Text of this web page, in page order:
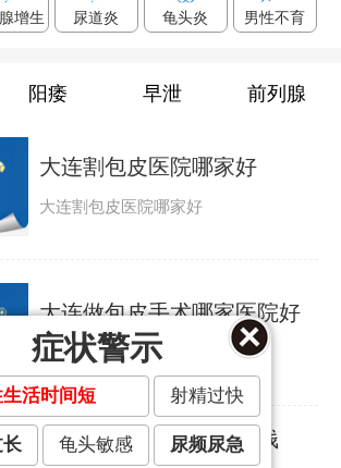
增生 尿道炎 龟头炎 男性不育
阳痿 早泄 前列腺
大连割包皮医院哪家好
大连割包皮医院哪家好
大连做包皮手术哪家医院好
大连做包皮手术哪家医院好
大连割包皮手术要多少钱
症状警示
活时间短 射精过快
龟头敏感
尿频尿急